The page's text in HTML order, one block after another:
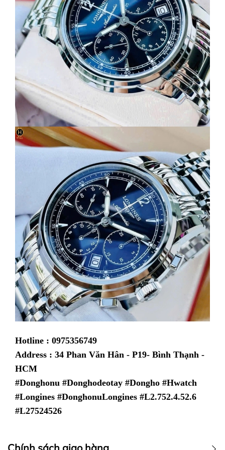
Hotline : 0975356749
Address : 34 Phan Văn Hân - P19- Bình Thạnh -
HCM
#Donghonu #Donghodeotay #Dongho #Hwatch
#Longines #DonghonuLongines #L2.752.4.52.6
#L27524526